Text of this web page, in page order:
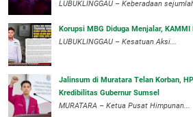
LUBUKLINGGAU – Keberadaan
Korupsi MBG Diduga Menjalar,
‎LUBUKLINGGAU – Kesatuan Aksi...
‎Jalinsum di Muratara Telan Korban,
Kredibilitas Gubernur Sumsel
MURATARA – Ketua Pusat Himpunan...